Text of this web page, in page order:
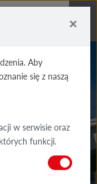
×
Aby
się z naszą
w serwisie oraz
funkcji.